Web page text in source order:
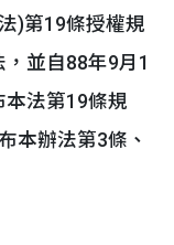
)第19條授權規
並自88年9月1
本法第19條規
本辦法第3條、